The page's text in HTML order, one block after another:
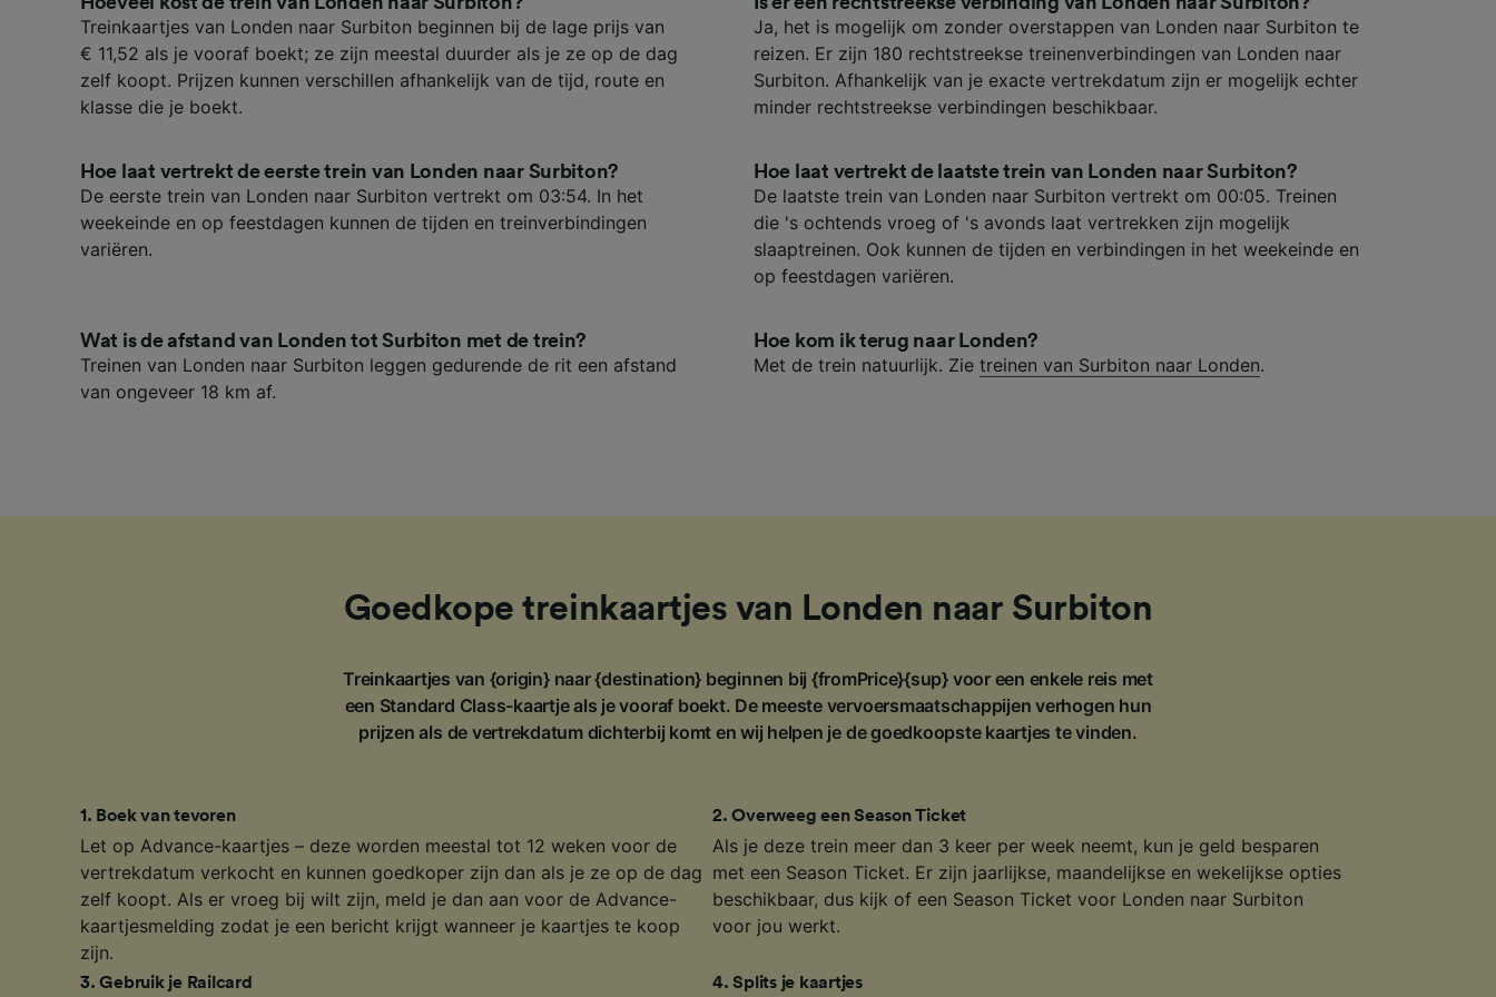
Treinkaartjes van Londen naar Surbiton beginnen bij de lage prijs van
€ 11,52 als je vooraf boekt; ze zijn meestal duurder als je ze op de dag
zelf koopt. Prijzen kunnen verschillen afhankelijk van de tijd, route en
klasse die je boekt.
Ja, het is mogelijk om zonder overstappen van Londen naar Surbiton te
reizen. Er zijn 180 rechtstreekse treinenverbindingen van Londen naar
Surbiton. Afhankelijk van je exacte vertrekdatum zijn er mogelijk echter
minder rechtstreekse verbindingen beschikbaar.
Hoe laat vertrekt de eerste trein van Londen naar Surbiton?
De eerste trein van Londen naar Surbiton vertrekt om 03:54. In het
weekeinde en op feestdagen kunnen de tijden en treinverbindingen
variëren.
Hoe laat vertrekt de laatste trein van Londen naar Surbiton?
De laatste trein van Londen naar Surbiton vertrekt om 00:05. Treinen
die 's ochtends vroeg of 's avonds laat vertrekken zijn mogelijk
slaaptreinen. Ook kunnen de tijden en verbindingen in het weekeinde en
op feestdagen variëren.
Wat is de afstand van Londen tot Surbiton met de trein?
Treinen van Londen naar Surbiton leggen gedurende de rit een afstand
van ongeveer 18 km af.
Hoe kom ik terug naar Londen?
Met de trein natuurlijk. Zie treinen van Surbiton naar Londen.
Goedkope treinkaartjes van Londen naar Surbiton
Treinkaartjes van {origin} naar {destination} beginnen bij {fromPrice}{sup} voor een enkele reis met
een Standard Class-kaartje als je vooraf boekt. De meeste vervoersmaatschappijen verhogen hun
prijzen als de vertrekdatum dichterbij komt en wij helpen je de goedkoopste kaartjes te vinden.
1 . Boek van tevoren
Let op Advance-kaartjes – deze worden meestal tot 12 weken voor de
vertrekdatum verkocht en kunnen goedkoper zijn dan als je ze op de dag
zelf koopt. Als er vroeg bij wilt zijn, meld je dan aan voor de Advance-
kaartjesmelding zodat je een bericht krijgt wanneer je kaartjes te koop
zijn.
2.Overweeg een Season Ticket
Als je deze trein meer dan 3 keer per week neemt, kun je geld besparen
met een Season Ticket. Er zijn jaarlijkse, maandelijkse en wekelijkse opties
beschikbaar, dus kijk of een Season Ticket voor Londen naar Surbiton
voor jou werkt.
3.Gebruik je Railcard 4.Splits je kaartjes